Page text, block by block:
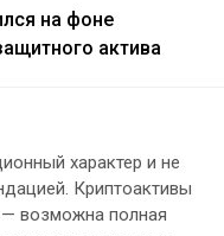
на фоне
актива
характер и не
Криптоактивы
возможна полная